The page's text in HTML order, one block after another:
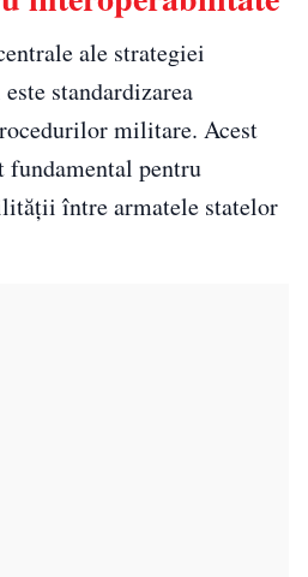
ale strategiei
standardizarea
militare. Acest
fundamental pentru
între armatele statelor